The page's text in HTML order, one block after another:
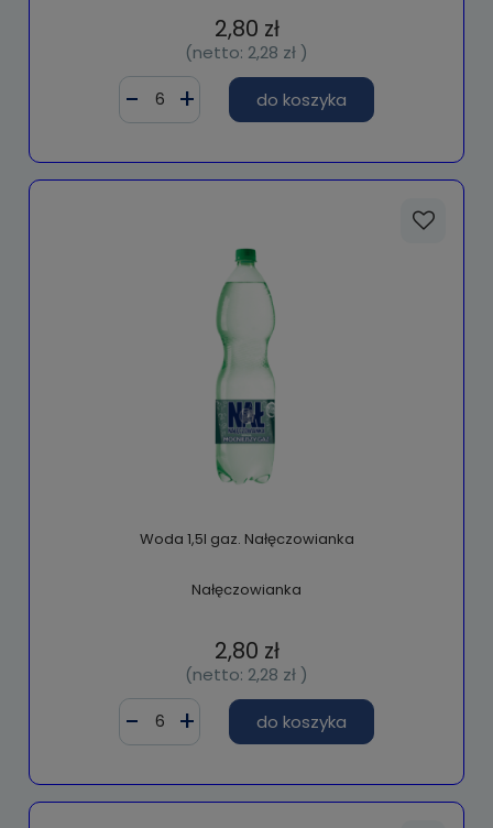
2,80 zł
(netto: 2,28 zł )
do koszyka
Woda 1,5l gaz. Nałęczowianka
Nałęczowianka
2,80 zł
(netto: 2,28 zł )
do koszyka